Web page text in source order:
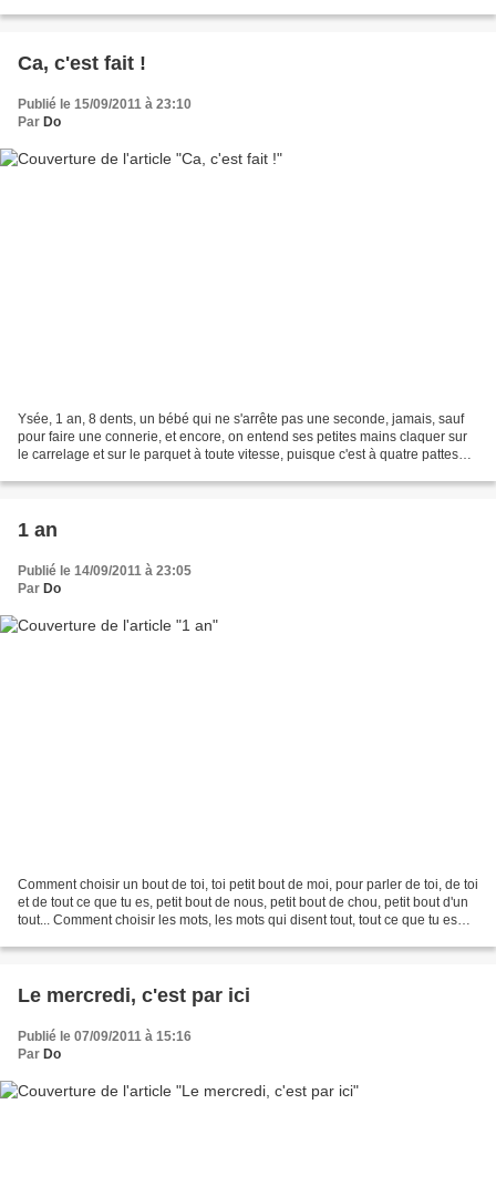
Ca, c'est fait !
Publié le 15/09/2011 à 23:10
Par Do
Ysée, 1 an, 8 dents, un bébé qui ne s'arrête pas une seconde, jamais, sauf
pour faire une connerie, et encore, on entend ses petites mains claquer sur
le carrelage et sur le parquet à toute vitesse, puisque c'est à quatre pattes
1 an
Publié le 14/09/2011 à 23:05
Par Do
Comment choisir un bout de toi, toi petit bout de moi, pour parler de toi, de toi
et de tout ce que tu es, petit bout de nous, petit bout de chou, petit bout d'un
tout... Comment choisir les mots, les mots qui disent tout, tout ce que tu es
Le mercredi, c'est par ici
Publié le 07/09/2011 à 15:16
Par Do